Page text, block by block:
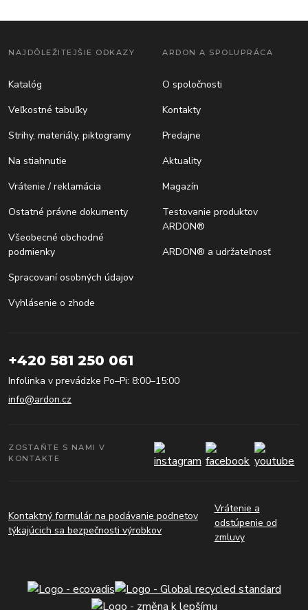
NAJDÔLEŽITEJŠIE ODKAZY
Katalóg
Veľkostné tabuľky
Strihy, materiály, piktogramy
Na stiahnutie
Vrátenie / reklamácia
Ostatné právne dokumenty
Všeobecné obchodné
podmienky
Spracovaní osobných údajov
Vyhlásenie o zhode
ARDON A SPOLUPRÁCA
O spoločnosti
Kontakty
Predajne
Aktuality
Magazín
Testovanie produktov
ARDON®
ARDON® a udržateľnosť
+420 581 250 061
Infolinka v prevádzke Po–Pi: 8:00–15:00
info@ardon.cz
ZOSTAŇTE S NAMI V
KONTAKTE
Kontaktný formulár na podávanie podnetov
týkajúcich sa bezpečnosti výrobkov
Vrátenie a
odstúpenie od
zmluvy